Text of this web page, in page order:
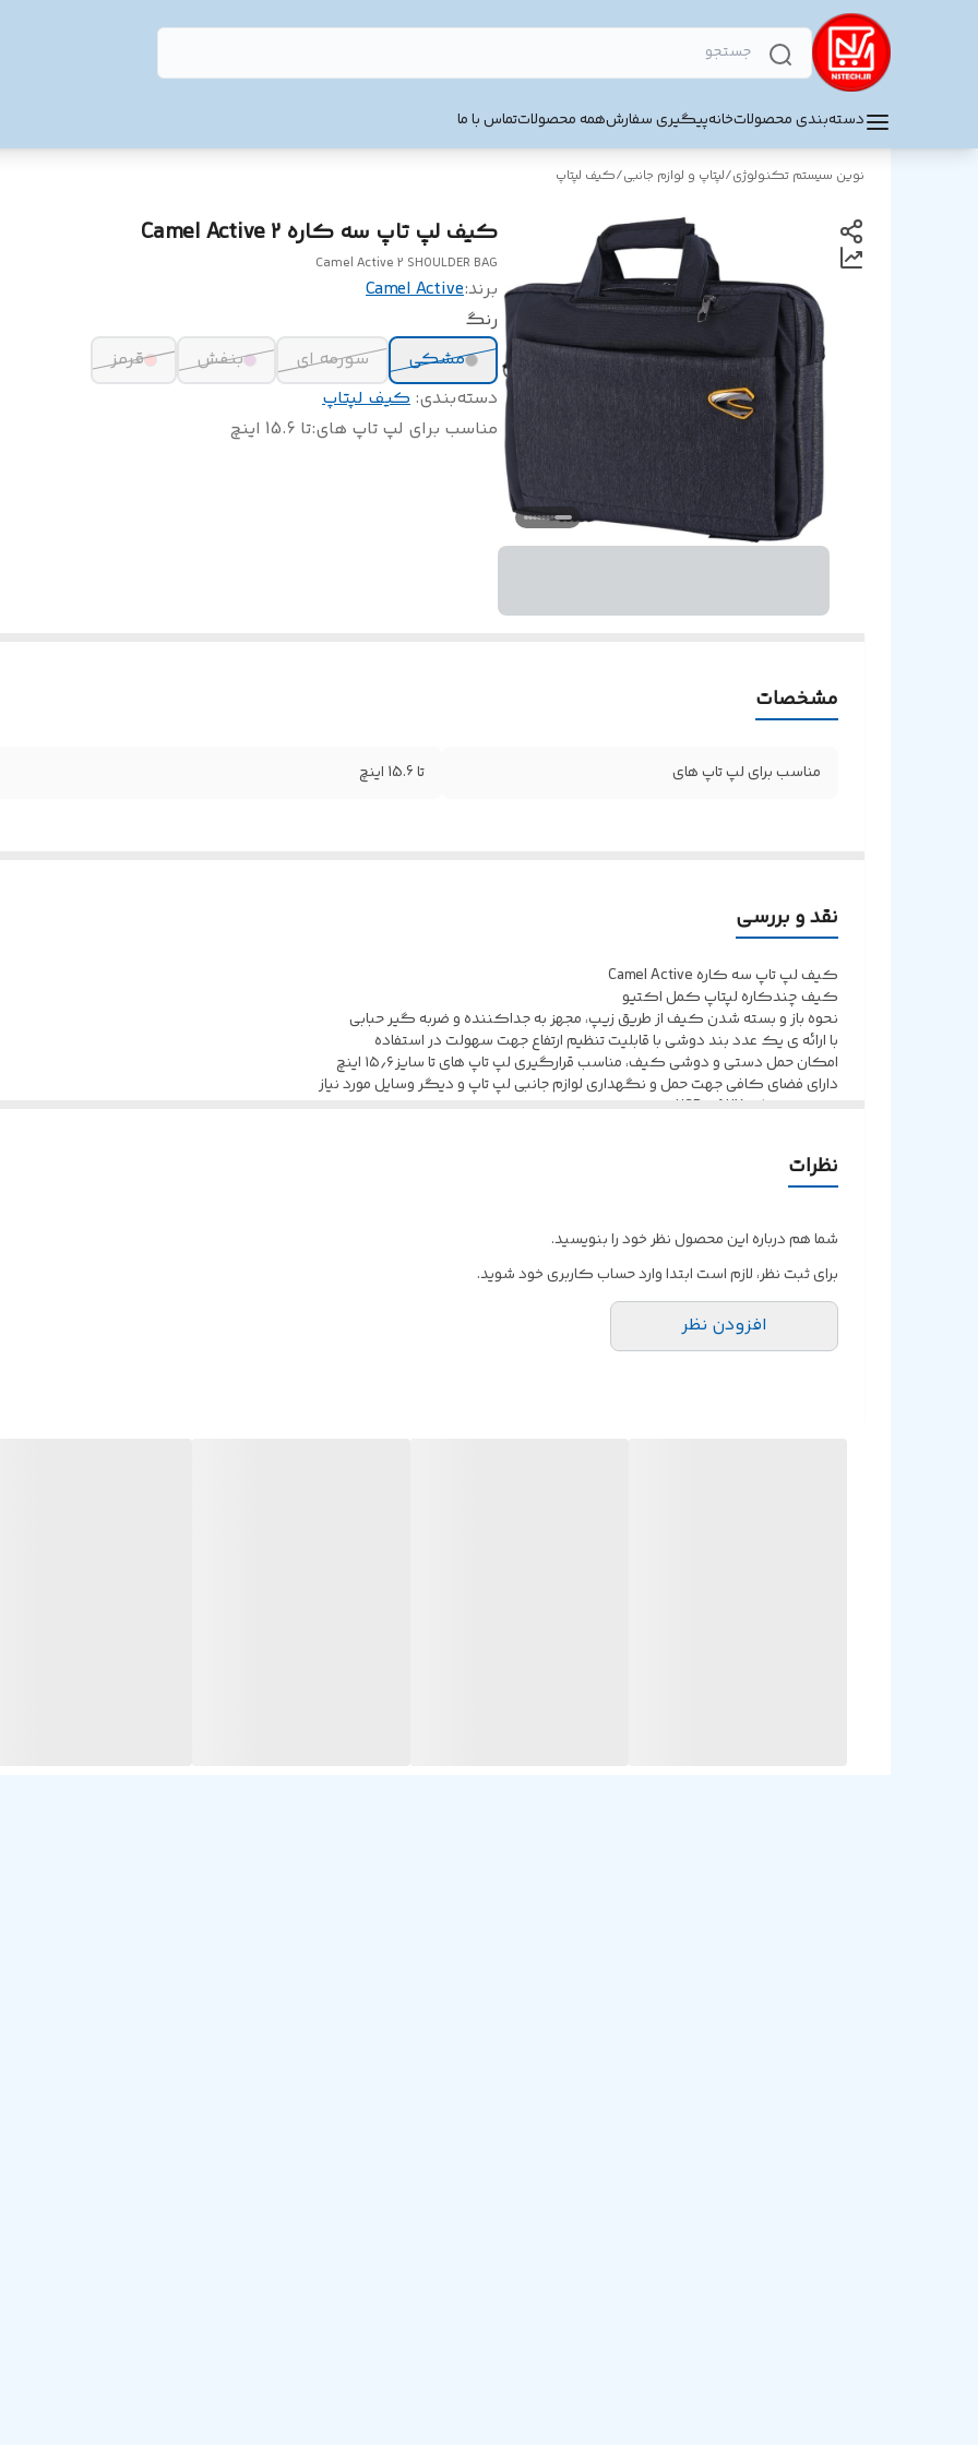
دسته‌بندی محصولاتخانهپیگیری سفارشهمه محصولاتتماس با ما
نوین سیستم تکنولوژی/لپتاپ و لوازم جانبی/کیف لپتاپ
کیف لپ تاپ سه کاره Camel Active 2
Camel Active 2 SHOULDER BAG
برند:Camel Active
رنگ
مشکی
سورمه ای بنفش
قرمز
دسته‌بندی: کیف لپتاپ
مناسب برای لپ تاپ های:تا 15.6 اینچ
مشخصات
مناسب برای لپ تاپ های تا 15.6 اینچ
نقد و بررسی
کیف لپ تاپ سه کاره Camel Active
کیف چندکاره لپتاپ کمل اکتیو
نحوه باز و بسته شدن کیف از طریق زیپ، مجهز به جداکننده و ضربه گیر حبابی
با ارائه ی یک عدد بند دوشی با قابلیت تنظیم ارتفاع جهت سهولت در استفاده
امکان حمل دستی و دوشی کیف، مناسب قرارگیری لپ تاپ های تا سایز ۱۵٫۶ اینچ
دارای فضای کافی جهت حمل و نگهداری لوازم جانبی لپ تاپ و دیگر وسایل مورد نیاز
مجهز به درگاه AUX و USB در قسمت کناری بدنه جهت اتصال هندزفری، هدفون، پاوربانک و …
نظرات
شما هم درباره این محصول نظر خود را بنویسید.
برای ثبت نظر، لازم است ابتدا وارد حساب کاربری خود شوید.
افزودن نظر